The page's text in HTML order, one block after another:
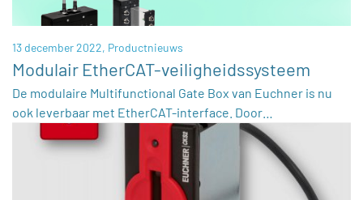
13 december 2022, Productnieuws
Modulair EtherCAT-veiligheidssysteem
De modulaire Multifunctional Gate Box van Euchner is nu
ook leverbaar met EtherCAT-interface. Door…